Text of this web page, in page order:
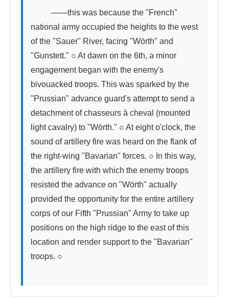
national army occupied the heights to the west
of the "Sauer" River, facing "Wörth" and
"Gunstett." ○ At dawn on the 6th, a minor
engagement began with the enemy's
bivouacked troops. This was sparked by the
"Prussian" advance guard's attempt to send a
detachment of chasseurs à cheval (mounted
light cavalry) to "Wörth." ○ At eight o'clock, the
sound of artillery fire was heard on the flank of
the right-wing "Bavarian" forces. ○ In this way,
the artillery fire with which the enemy troops
resisted the advance on "Wörth" actually
provided the opportunity for the entire artillery
corps of our Fifth "Prussian" Army to take up
positions on the high ridge to the east of this
location and render support to the "Bavarian"
troops. ○